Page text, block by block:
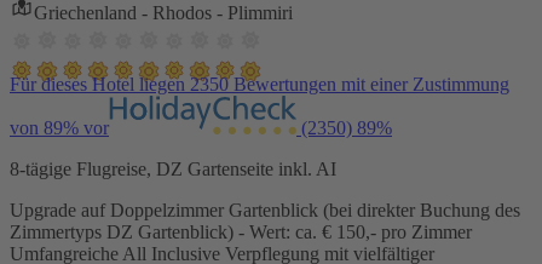
Griechenland - Rhodos - Plimmiri
Für dieses Hotel liegen 2350 Bewertungen mit einer Zustimmung
von 89% vor (2350) 89%
8-tägige Flugreise, DZ Gartenseite inkl. AI
Upgrade auf Doppelzimmer Gartenblick (bei direkter Buchung des
Zimmertyps DZ Gartenblick) - Wert: ca. € 150,- pro Zimmer
Umfangreiche All Inclusive Verpflegung mit vielfältiger